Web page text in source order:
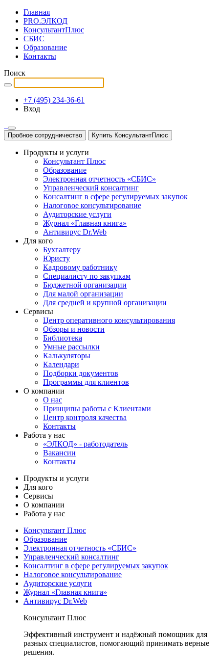
Главная
PRO.ЭЛКОД
КонсультантПлюс
СБИС
Образование
Контакты
Поиск
+7 (495) 234-36-61
Вход
Пробное сотрудничество Купить КонсультантПлюс
Продукты и услуги
Консультант Плюс
Образование
Электронная отчетность «СБИС»
Управленческий консалтинг
Консалтинг в сфере регулируемых закупок
Налоговое консультирование
Аудиторские услуги
Журнал «Главная книга»
Антивирус Dr.Web
Для кого
Бухгалтеру
Юристу
Кадровому работнику
Специалисту по закупкам
Бюджетной организации
Для малой организации
Для средней и крупной организации
Сервисы
Центр оперативного консультирования
Обзоры и новости
Библиотека
Умные рассылки
Калькуляторы
Календари
Подборки документов
Программы для клиентов
О компании
О нас
Принципы работы с Клиентами
Центр контроля качества
Контакты
Работа у нас
«ЭЛКОД» - работодатель
Вакансии
Контакты
Продукты и услуги
Для кого
Сервисы
О компании
Работа у нас
Консультант Плюс
Образование
Электронная отчетность «СБИС»
Управленческий консалтинг
Консалтинг в сфере регулируемых закупок
Налоговое консультирование
Аудиторские услуги
Журнал «Главная книга»
Антивирус Dr.Web
Консультант Плюс
Эффективный инструмент и надёжный помощник для
разных специалистов, помогающий принимать верные
решения.